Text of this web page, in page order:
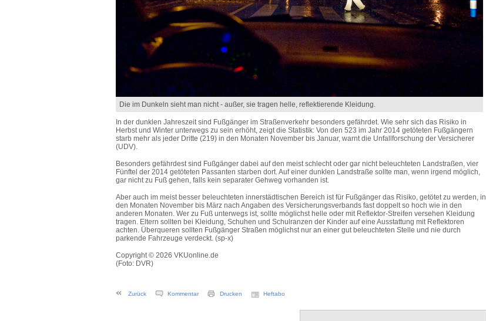
Die im Dunkeln sieht man nicht - außer, sie tragen helle, reflektierende Kleidung.
In der dunklen Jahreszeit sind Fußgänger im Straßenverkehr besonders gefährdet. Wie sehr sich das Risiko in
Herbst und Winter unterwegs zu sein erhöht, zeigt die Statistik: Von den 523 im Jahr 2014 getöteten Fußgängern
starb mehr als jeder Dritte (219) in den Monaten November bis Januar, warnt die Unfallforschung der Versicherer
(UDV).
Besonders gefährdest sind Fußgänger dabei auf den meist schlecht oder gar nicht beleuchteten Landstraßen, vier
Fünftel der 2014 getöteten Passanten starben dort. Auf einer dunklen Landstraße sollte man, wenn irgend möglich,
gar nicht zu Fuß gehen, falls kein separater Gehweg vorhanden ist.
Aber auch im meist besser beleuchteten innerstädtischen Bereich ist für Fußgänger das Risiko, getötet zu werden, in
den Monaten November bis März nach Angaben des Versicherungsverbands fast doppelt so hoch wie in den
anderen Monaten. Wer zu Fuß unterwegs ist, sollte möglichst helle oder mit Reflektor-Streifen versehen Kleidung
tragen. Eltern sollten bei Kleidung, Schuhen und Schulranzen der Kinder auf eine Ausstattung mit Reflektoren
achten. Überqueren sollten Fußgänger Straßen möglichst nur an einer gut beleuchteten Stelle und nie durch
parkende Fahrzeuge verdeckt. (sp-x)
Copyright © 2026 VKUonline.de
(Foto: DVR)
Zurück Kommentar Drucken Heftabo